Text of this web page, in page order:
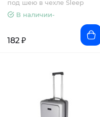
под шею в чехле Sleep
В наличии-
182 ₽